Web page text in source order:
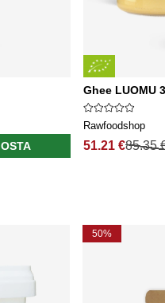
OSTA
Ghee LUOMU
Rawfoodshop
51.21 €85.35
50%